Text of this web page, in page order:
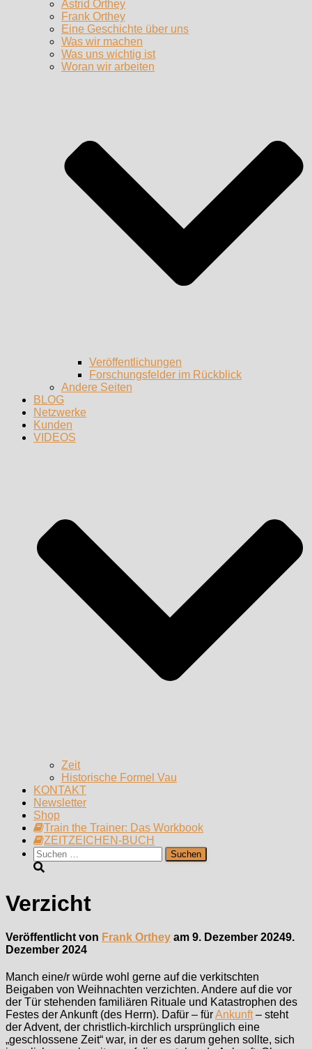
Astrid Orthey
Frank Orthey
Eine Geschichte über uns
Was wir machen
Was uns wichtig ist
Woran wir arbeiten
Veröffentlichungen
Forschungsfelder im Rückblick
Andere Seiten
BLOG
Netzwerke
Kunden
VIDEOS
Zeit
Historische Formel Vau
KONTAKT
Newsletter
Shop
Train the Trainer: Das Workbook
ZEITZEICHEN-BUCH
Suchen
nach:
Verzicht
Veröffentlicht von Frank Orthey am 9. Dezember 20249.
Dezember 2024
Manch eine/r würde wohl gerne auf die verkitschten
Beigaben von Weihnachten verzichten. Andere auf die vor
der Tür stehenden familiären Rituale und Katastrophen des
Festes der Ankunft (des Herrn). Dafür – fürAnkunft– steht
der Advent, der christlich-kirchlich ursprünglich eine
„geschlossene Zeit“ war, in der es darum gehen sollte, sich